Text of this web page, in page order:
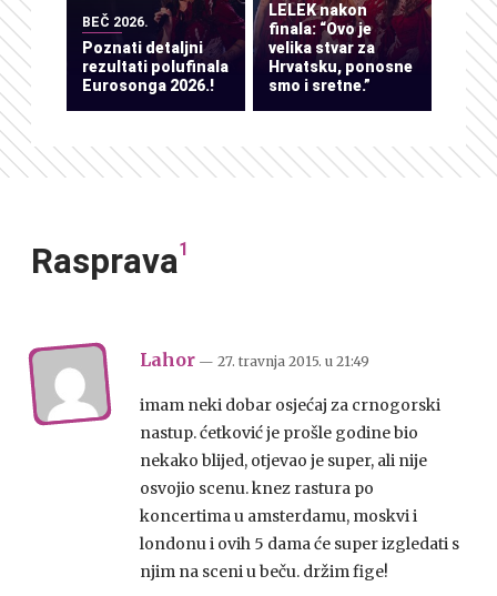
BEČ 2026.
Poznati detaljni
rezultati polufinala
Eurosonga 2026.!
LELEK nakon
finala: “Ovo je
velika stvar za
Hrvatsku, ponosne
smo i sretne.”
Rasprava1
Lahor — 27. travnja 2015. u 21:49
imam neki dobar osjećaj za crnogorski
nastup. ćetković je prošle godine bio
nekako blijed, otjevao je super, ali nije
osvojio scenu. knez rastura po
koncertima u amsterdamu, moskvi i
londonu i ovih 5 dama će super izgledati s
njim na sceni u beču. držim fige!